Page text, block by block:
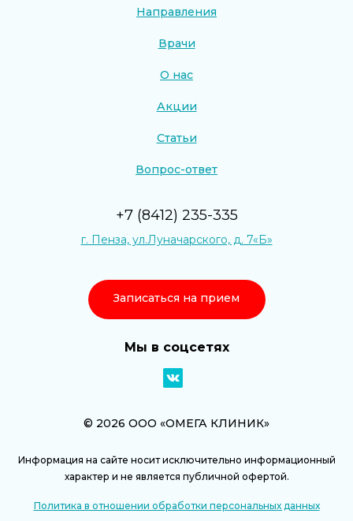
© 2026 ООО «ОМЕГА КЛИНИК»
Информация на сайте носит исключительно информационный
характер и не является публичной офертой.
Политика в отношении обработки персональных данных
+7 (8412) 235-335
г. Пенза, ул.Луначарского, д. 7«Б»
Записаться на прием
Направления
Врачи
О нас
Акции
Статьи
Вопрос-ответ
Мы в соцсетях